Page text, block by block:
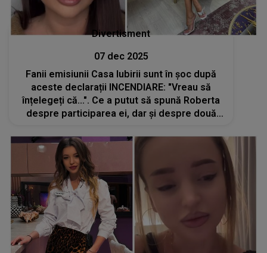
Divertisment
07 dec 2025
Fanii emisiunii Casa Iubirii sunt în șoc după
aceste declarații INCENDIARE: "Vreau să
înțelegeți că...". Ce a putut să spună Roberta
despre participarea ei, dar și despre două
"Puteam să ies câștigătoare"